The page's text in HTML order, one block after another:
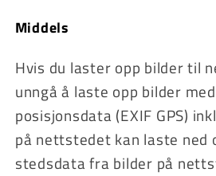
Middels
Hvis du laster opp bilder til
unngå å laste opp bilder
posisjonsdata (EXIF GPS)
på nettstedet kan laste ned
stedsdata fra bilder på